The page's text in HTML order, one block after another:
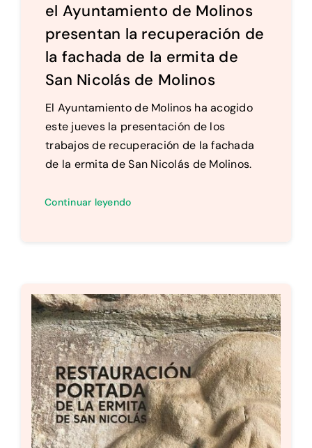
el Ayuntamiento de Molinos
presentan la recuperación de
la fachada de la ermita de
San Nicolás de Molinos
El Ayuntamiento de Molinos ha acogido
este jueves la presentación de los
trabajos de recuperación de la fachada
de la ermita de San Nicolás de Molinos.
Continuar leyendo